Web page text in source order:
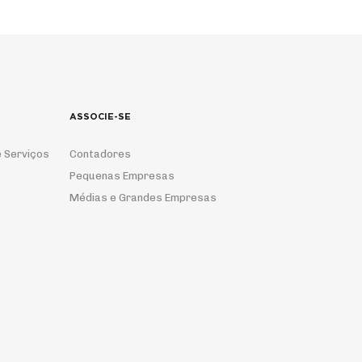
Serviços
ASSOCIE-SE
Contadores
Pequenas Empresas
Médias e Grandes Empresas